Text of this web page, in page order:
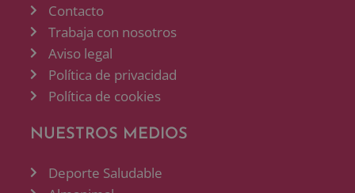
Contacto
Trabaja con nosotros
Aviso legal
Política de privacidad
Política de cookies
NUESTROS MEDIOS
Deporte Saludable